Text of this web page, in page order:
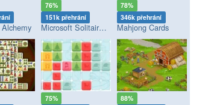
76%
151k přehrání
Microsoft Solitaire Collection
78%
346k přehrání
Mahjong Cards
75%
88%